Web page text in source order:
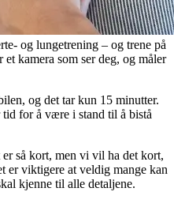
og lungetrening – og trene på
kamera som ser deg, og måler
og det tar kun 15 minutter.
for å være i stand til å bistå
så kort, men vi vil ha det kort,
er viktigere at veldig mange kan
kjenne til alle detaljene.